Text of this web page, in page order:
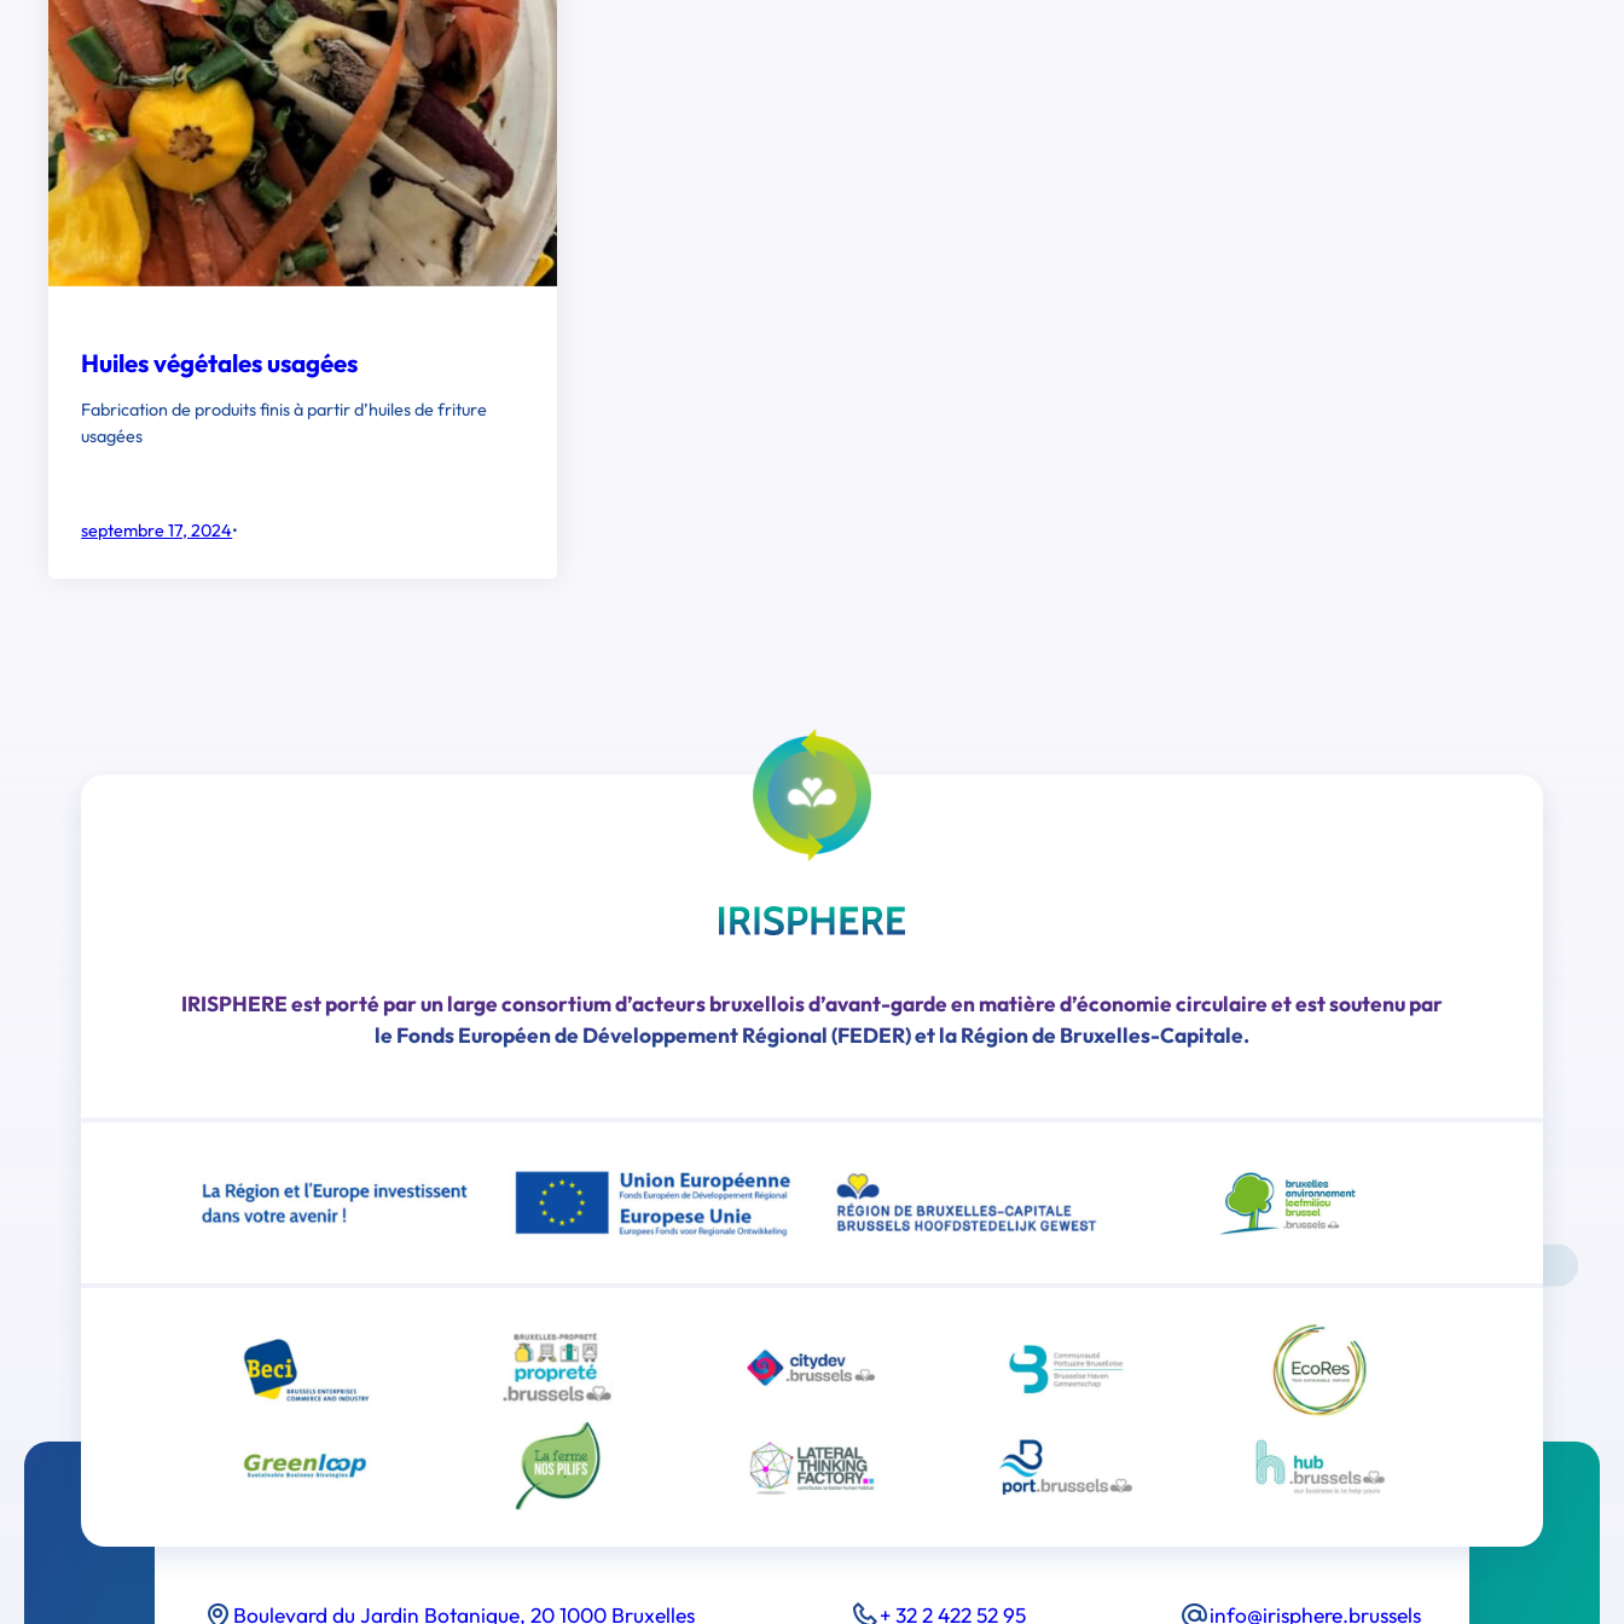
Huiles végétales usagées
Fabrication de produits finis à partir d’huiles de friture
usagées
septembre 17, 2024•
IRISPHERE est porté par un large consortium d’acteurs bruxellois d’avant-garde en matière d’économie circulaire et est soutenu par
le Fonds Européen de Développement Régional (FEDER) et la Région de Bruxelles-Capitale.
Boulevard du Jardin Botanique, 20 1000 Bruxelles + 32 2 422 52 95 info@irisphere.brussels